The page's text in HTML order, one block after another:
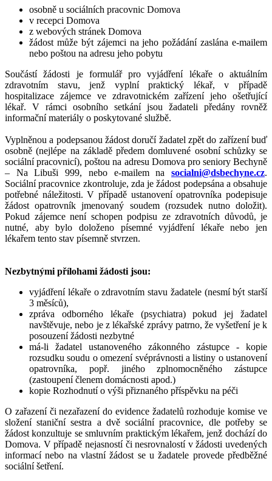
osobně u sociálních pracovnic Domova
v recepci Domova
z webových stránek Domova
žádost může být zájemci na jeho požádání zaslána e-mailem
nebo poštou na adresu jeho pobytu
Součástí žádosti je formulář pro vyjádření lékaře o aktuálním
zdravotním stavu, jenž vyplní praktický lékař, v případě
hospitalizace zájemce ve zdravotnickém zařízení jeho ošetřující
lékař. V rámci osobního setkání jsou žadateli předány rovněž
informační materiály o poskytované službě.
Vyplněnou a podepsanou žádost doručí žadatel zpět do zařízení buď
osobně (nejlépe na základě předem domluvené osobní schůzky se
sociální pracovnicí), poštou na adresu Domova pro seniory Bechyně
– Na Libuši 999, nebo e-mailem na
socialni@dsbechyne.cz.
Sociální pracovnice zkontroluje, zda je žádost podepsána a obsahuje
potřebné náležitosti. V případě ustanovení opatrovníka podepisuje
žádost opatrovník jmenovaný soudem (rozsudek nutno doložit).
Pokud zájemce není schopen podpisu ze zdravotních důvodů, je
nutné, aby bylo doloženo písemné vyjádření lékaře nebo jen
lékařem tento stav písemně stvrzen.
Nezbytnými přílohami žádosti jsou:
vyjádření lékaře o zdravotním stavu žadatele (nesmí být starší
3 měsíců),
zpráva odborného lékaře (psychiatra) pokud jej žadatel
navštěvuje, nebo je z lékařské zprávy patrno, že vyšetření je k
posouzení žádosti nezbytné
má-li žadatel ustanoveného zákonného zástupce - kopie
rozsudku soudu o omezení svéprávnosti a listiny o ustanovení
opatrovníka, popř. jiného zplnomocněného zástupce
(zastoupení členem domácnosti apod.)
kopie Rozhodnutí o výši přiznaného příspěvku na péči
O zařazení či nezařazení do evidence žadatelů rozhoduje komise ve
složení staniční sestra a dvě sociální pracovnice, dle potřeby se
žádost konzultuje se smluvním praktickým lékařem, jenž dochází do
Domova. V případě nejasností či nesrovnalostí v žádosti uvedených
informací nebo na vlastní žádost se u žadatele provede předběžné
sociální šetření.